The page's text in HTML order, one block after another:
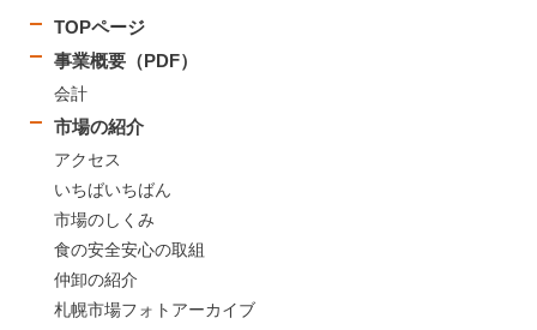
TOPページ
事業概要（PDF）
会計
市場の紹介
アクセス
いちばいちばん
市場のしくみ
食の安全安心の取組
仲卸の紹介
札幌市場フォトアーカイブ